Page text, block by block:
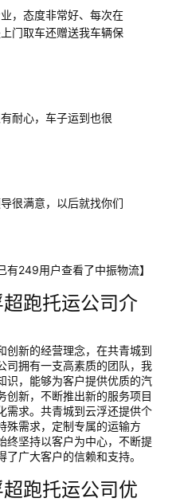
，态度非常好、每次在
门取车还赠送我车辆保
耐心，车子运到也很
很满意，以后就找你们
249用户查看了中振物流】
跑托运公司介
创新的经营理念，在共青城到
司拥有一支高素质的团队，我
识，能够为客户提供优质的汽
创新，不断推出新的服务项目
需求。共青城到云浮还提供个
殊需求，定制专属的运输方
终坚持以客户为中心，不断提
广大客户的信赖和支持。
跑托运公司优